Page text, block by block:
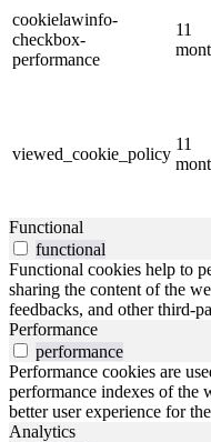
cookielawinfo-
checkbox-
performance
11
viewed_cookie_policy
11
Functional
functional
Functional cookies help to
sharing the content of the
feedbacks, and other third-
Performance
performance
Performance cookies are
performance indexes of the
better user experience for
Analytics